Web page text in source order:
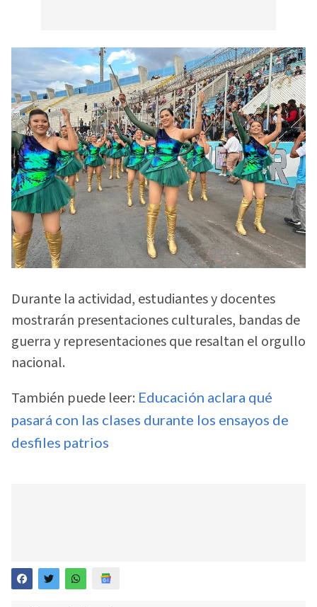
Durante la actividad, estudiantes y docentes
mostrarán presentaciones culturales, bandas de
guerra y representaciones que resaltan el orgullo
nacional.
También puede leer: Educación aclara qué
pasará con las clases durante los ensayos de
desfiles patrios